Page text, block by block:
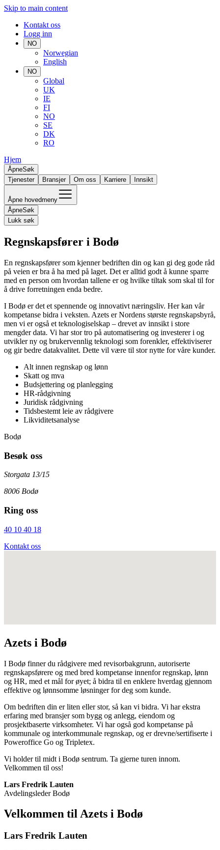
Skip to main content
Kontakt oss
Logg inn
NO
Norwegian
English
NO
Global
UK
IE
FI
NO
SE
DK
RO
Hjem
ÅpneSøk
Tjenester
Bransjer Om oss Karriere Innsikt
Åpne hovedmeny
ÅpneSøk
Lukk søk
Regnskapsfører i Bodø
En regnskapsfører som kjenner bedriften din og kan gi deg gode råd
på veien er bra å ha med på laget. Det er alltid godt å kunne sparre
med en person om hvordan tallene er og hvilke tiltak som skal til for
å drive forretningen enda bedre.
I Bodø er det et spennende og innovativt næringsliv. Her kan vår
kompetanse bidra i veksten. Azets er Nordens største regnskapsbyrå,
men vi er også et teknologiselskap – drevet av innsikt i store
mengder data. Vi har stor tro på automatisering og investerer i og
utvikler ny og brukervennlig teknologi som forenkler, effektiviserer
og gir bedre datakvalitet. Dette vil være til stor nytte for våre kunder.
Alt innen regnskap og lønn
Skatt og mva
Budsjettering og planlegging
HR-rådgivning
Juridisk rådgivning
Tidsbestemt leie av rådgivere
Likviditetsanalyse
Bodø
Besøk oss
Storgata 13/15
8006 Bodø
Ring oss
40 10 40 18
Kontakt oss
Azets i Bodø
I Bodø finner du rådgivere med revisorbakgrunn, autoriserte
regnskapsførere og med bred kompetanse innenfor regnskap, lønn
og HR, med et mål for øyet; å bidra til en enklere hverdag gjennom
effektive og lønnsomme løsninger for deg som kunde.
Om bedriften din er liten eller stor, så kan vi bidra. Vi har ekstra
erfaring med bransjer som bygg og anlegg, eiendom og
prosjektbaserte virksomheter. Vi har også god kompetanse på
kommunale og interkommunale regnskap, og er drevne/sertifiserte i
Poweroffice Go og Tripletex.
Vi holder til midt i Bodø sentrum. Ta gjerne turen innom.
Velkommen til oss!
Lars Fredrik Lauten
Avdelingsleder Bodø
Velkommen til Azets i Bodø
Lars Fredrik Lauten